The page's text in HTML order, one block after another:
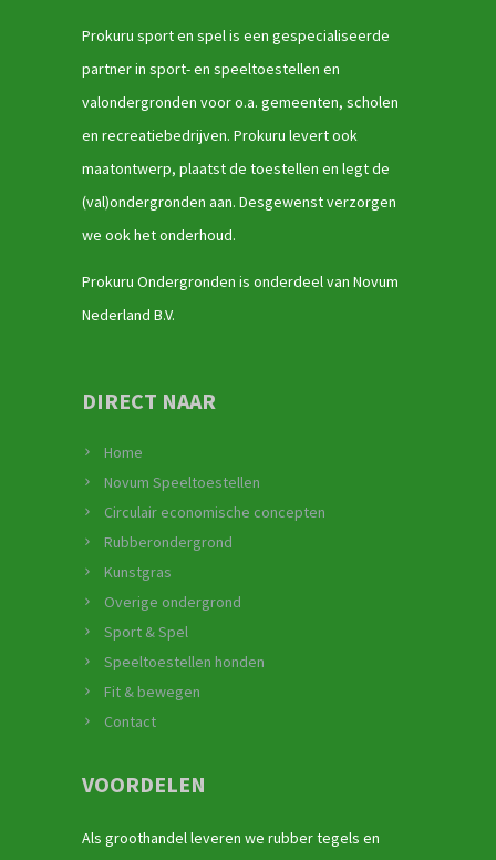
Prokuru sport en spel is een gespecialiseerde
partner in sport- en speeltoestellen en
valondergronden voor o.a. gemeenten, scholen
en recreatiebedrijven. Prokuru levert ook
maatontwerp, plaatst de toestellen en legt de
(val)ondergronden aan. Desgewenst verzorgen
we ook het onderhoud.
Prokuru Ondergronden is onderdeel van Novum
Nederland B.V.
DIRECT NAAR
Home
Novum Speeltoestellen
Circulair economische concepten
Rubberondergrond
Kunstgras
Overige ondergrond
Sport & Spel
Speeltoestellen honden
Fit & bewegen
Contact
VOORDELEN
Als groothandel leveren we rubber tegels en